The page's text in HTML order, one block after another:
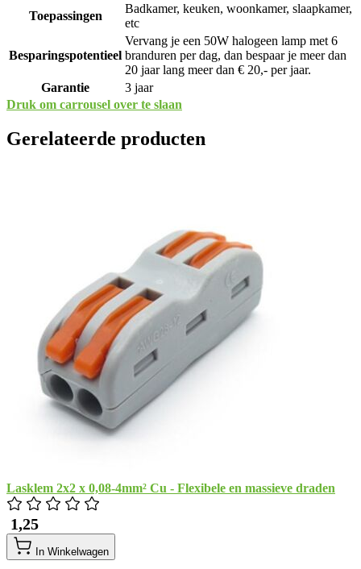
Toepassingen
Badkamer, keuken, woonkamer, slaapkamer,
etc
Besparingspotentieel
Vervang je een 50W halogeen lamp met 6
branduren per dag, dan bespaar je meer dan
20 jaar lang meer dan € 20,- per jaar.
Garantie
3 jaar
Druk om carrousel over te slaan
Gerelateerde producten
Lasklem 2x2 x 0,08-4mm² Cu - Flexibele en massieve draden
​ 1,25
In Winkelwagen